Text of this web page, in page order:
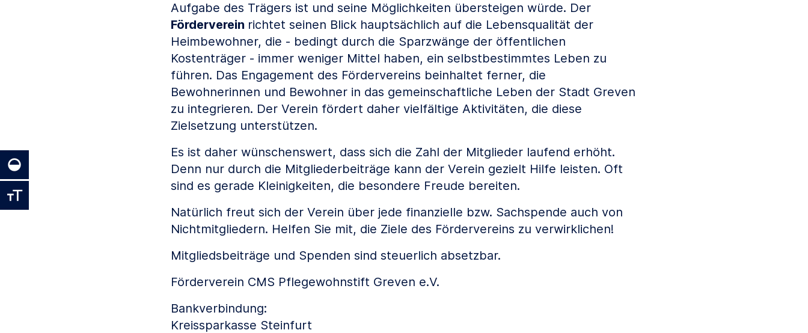
Aufgabe des Trägers ist und seine Möglichkeiten übersteigen würde. Der
Förderverein richtet seinen Blick hauptsächlich auf die Lebensqualität der
Heimbewohner, die - bedingt durch die Sparzwänge der öffentlichen
Kostenträger - immer weniger Mittel haben, ein selbstbestimmtes Leben zu
führen. Das Engagement des Fördervereins beinhaltet ferner, die
Bewohnerinnen und Bewohner in das gemeinschaftliche Leben der Stadt Greven
zu integrieren. Der Verein fördert daher vielfältige Aktivitäten, die diese
Zielsetzung unterstützen.
Es ist daher wünschenswert, dass sich die Zahl der Mitglieder laufend erhöht.
Denn nur durch die Mitgliederbeiträge kann der Verein gezielt Hilfe leisten. Oft
sind es gerade Kleinigkeiten, die besondere Freude bereiten.
Natürlich freut sich der Verein über jede finanzielle bzw. Sachspende auch von
Nichtmitgliedern. Helfen Sie mit, die Ziele des Fördervereins zu verwirklichen!
Mitgliedsbeiträge und Spenden sind steuerlich absetzbar.
Förderverein CMS Pflegewohnstift Greven e.V.
Bankverbindung:
Kreissparkasse Steinfurt